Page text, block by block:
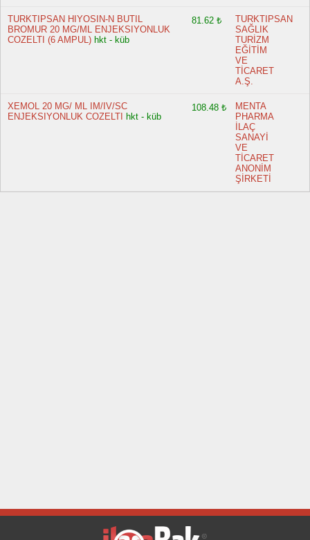
TURKTIPSAN HIYOSIN-N BUTIL
BROMUR 20 MG/ML ENJEKSIYONLUK
COZELTI (6 AMPUL) hkt - küb
81.62 ₺
TURKTIPSAN
SAĞLIK
TURİZM
EĞİTİM
VE
TİCARET
A.Ş.
XEMOL 20 MG/ ML IM/IV/SC
ENJEKSIYONLUK COZELTI
hkt - küb
108.48 ₺
MENTA
PHARMA
İLAÇ
SANAYİ
VE
TİCARET
ANONİM
ŞİRKETİ